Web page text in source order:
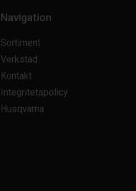
Navigation
Sortiment
Verkstad
Kontakt
Integritetspolicy
Husqvarna